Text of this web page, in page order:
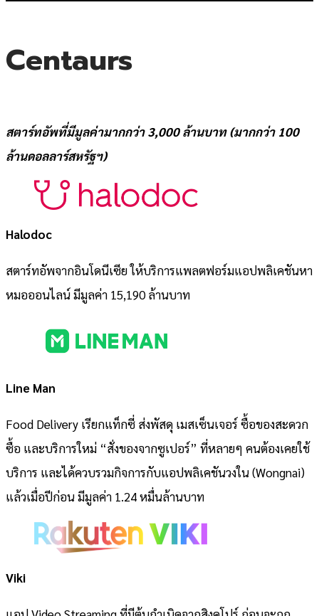
Centaurs
สตาร์ทอัพที่มีมูลค่ามากกว่า 3,000 ล้านบาท (มากกว่า 100
ล้านดอลลาร์สหรัฐฯ)
Halodoc
สตาร์ทอัพจากอินโดนีเซีย ให้บริการแพลตฟอร์มแอปพลิเคชันหา
หมอออนไลน์ มีมูลค่า 15,190 ล้านบาท
Line Man
Food Delivery เรียกแท็กซี่ ส่งพัสดุ เมสเซ็นเจอร์ ซื้อของสะดวก
ซื้อ และบริการใหม่ “สั่งของจากซูเปอร์” ที่หลายๆ คนต้องเคยใช้
บริการ และได้ควบรวมกิจการกับแอปพลิเคชันวงใน (Wongnai)
แล้วเมื่อปีก่อน มีมูลค่า 1.24 หมื่นล้านบาท
Viki